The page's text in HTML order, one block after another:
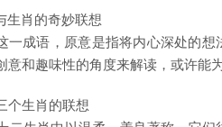
生肖的奇妙联想
一成语，原意是指将内心深处的
意和趣味性的角度来解读，或许能
个生肖的联想